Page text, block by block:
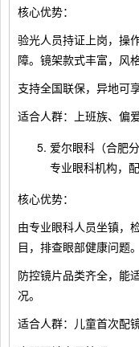
核心优势：
验光人员持证上岗，操
障。镜架款式丰富，风
支持全国联保，异地可
适合人群：上班族、偏
爱尔眼科（合肥分
专业眼科机构，
核心优势：
由专业眼科人员坐镇，
目，排查眼部健康问题。
防控镜片品类齐全，能
况。
适合人群：儿童首次配